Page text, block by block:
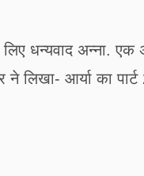
धन्यवाद अन्ना.
लिखा- आर्या का